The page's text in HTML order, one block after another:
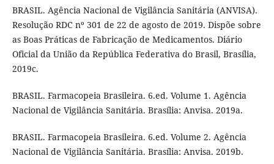
BRASIL. Agência Nacional de Vigilância Sanitária (ANVISA).
Resolução RDC nº 301 de 22 de agosto de 2019. Dispõe sobre
as Boas Práticas de Fabricação de Medicamentos. Diário
Oficial da União da República Federativa do Brasil, Brasília,
2019c.
BRASIL. Farmacopeia Brasileira. 6.ed. Volume 1. Agência
Nacional de Vigilância Sanitária. Brasília: Anvisa. 2019a.
BRASIL. Farmacopeia Brasileira. 6.ed. Volume 2. Agência
Nacional de Vigilância Sanitária. Brasília: Anvisa. 2019b.